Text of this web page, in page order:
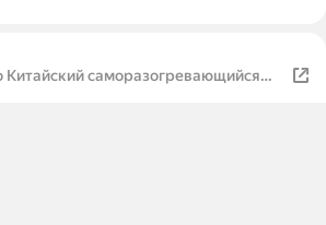
Китайский саморазогревающийся